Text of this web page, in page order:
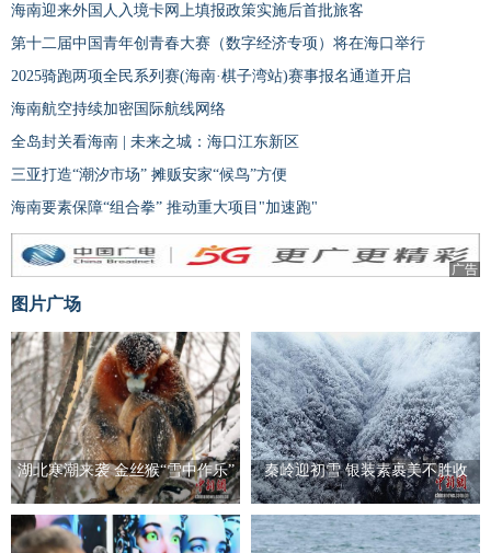
海南迎来外国人入境卡网上填报政策实施后首批旅客
第十二届中国青年创青春大赛（数字经济专项）将在海口举行
2025骑跑两项全民系列赛(海南·棋子湾站)赛事报名通道开启
海南航空持续加密国际航线网络
全岛封关看海南 | 未来之城：海口江东新区
三亚打造“潮汐市场” 摊贩安家“候鸟”方便
海南要素保障“组合拳” 推动重大项目"加速跑"
广告
图片广场
湖北寒潮来袭 金丝猴“雪中作乐” 秦岭迎初雪 银装素裹美不胜收